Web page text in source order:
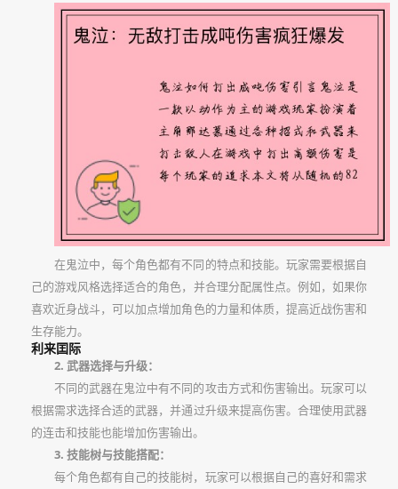
在鬼泣中，每个角色都有不同的特点和技能。玩家需要根据自
己的游戏风格选择适合的角色，并合理分配属性点。例如，如果你
喜欢近身战斗，可以加点增加角色的力量和体质，提高近战伤害和
生存能力。
利来囯际
2. 武器选择与升级：
不同的武器在鬼泣中有不同的攻击方式和伤害输出。玩家可以
根据需求选择合适的武器，并通过升级来提高伤害。合理使用武器
的连击和技能也能增加伤害输出。
3. 技能树与技能搭配：
每个角色都有自己的技能树，玩家可以根据自己的喜好和需求